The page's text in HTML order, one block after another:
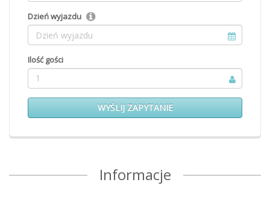
Dzień wyjazdu
Ilość gości
1
WYŚLIJ ZAPYTANIE
Informacje